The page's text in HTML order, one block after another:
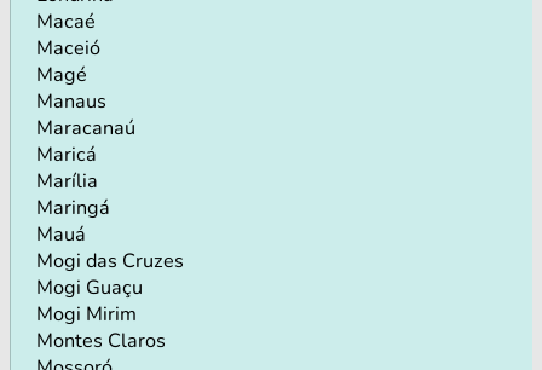
Macaé
Maceió
Magé
Manaus
Maracanaú
Maricá
Marília
Maringá
Mauá
Mogi das Cruzes
Mogi Guaçu
Mogi Mirim
Montes Claros